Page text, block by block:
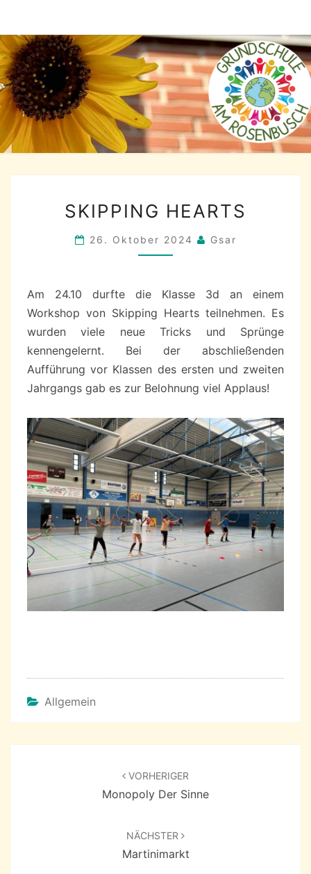
content
HEARTS
SKIPPING HEARTS
26. Oktober 2024 Gsar
Am 24.10 durfte die Klasse 3d an einem
Workshop von Skipping Hearts teilnehmen. Es
wurden viele neue Tricks und Sprünge
kennengelernt. Bei der abschließenden
Aufführung vor Klassen des ersten und zweiten
Jahrgangs gab es zur Belohnung viel Applaus!
Allgemein
VORHERIGER
Monopoly Der Sinne
NÄCHSTER
Martinimarkt